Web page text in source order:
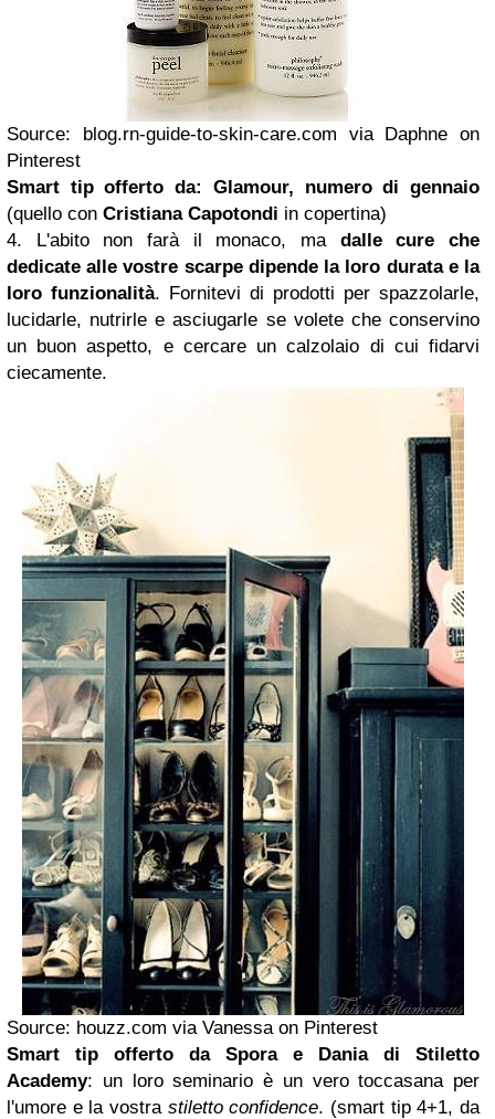
Source: blog.rn-guide-to-skin-care.com via Daphne on
Pinterest
Smart tip offerto da: Glamour, numero di gennaio
(quello con Cristiana Capotondi in copertina)
4. L'abito non farà il monaco, ma dalle cure che
dedicate alle vostre scarpe dipende la loro durata e la
loro funzionalità. Fornitevi di prodotti per spazzolarle,
lucidarle, nutrirle e asciugarle se volete che conservino
un buon aspetto, e cercare un calzolaio di cui fidarvi
ciecamente.
Source: houzz.com via Vanessa on Pinterest
Smart tip offerto da Spora e Dania di Stiletto
Academy: un loro seminario è un vero toccasana per
l'umore e la vostra stiletto confidence. (smart tip 4+1, da